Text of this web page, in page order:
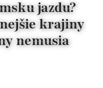
jazdu?
krajiny
nemusia